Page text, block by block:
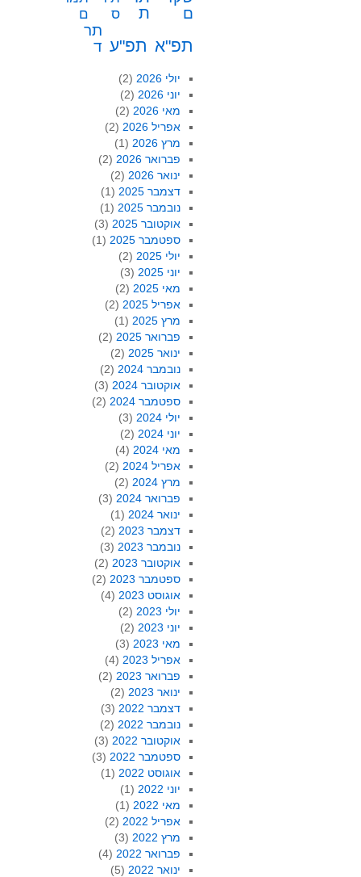
ם
ת
ס
ם
תפ"א תפ"ע
תר
ד
יולי 2026
(2)
יוני 2026
(2)
מאי 2026
(2)
אפריל 2026
(2)
מרץ 2026
(1)
פברואר 2026
(2)
ינואר 2026
(2)
דצמבר 2025
(1)
נובמבר 2025
(1)
אוקטובר 2025
(3)
ספטמבר 2025
(1)
יולי 2025
(2)
יוני 2025
(3)
מאי 2025
(2)
אפריל 2025
(2)
מרץ 2025
(1)
פברואר 2025
(2)
ינואר 2025
(2)
נובמבר 2024
(2)
אוקטובר 2024
(3)
ספטמבר 2024
(2)
יולי 2024
(3)
יוני 2024
(2)
מאי 2024
(4)
אפריל 2024
(2)
מרץ 2024
(2)
פברואר 2024
(3)
ינואר 2024
(1)
דצמבר 2023
(2)
נובמבר 2023
(3)
אוקטובר 2023
(2)
ספטמבר 2023
(2)
אוגוסט 2023
(4)
יולי 2023
(2)
יוני 2023
(2)
מאי 2023
(3)
אפריל 2023
(4)
פברואר 2023
(2)
ינואר 2023
(2)
דצמבר 2022
(3)
נובמבר 2022
(2)
אוקטובר 2022
(3)
ספטמבר 2022
(3)
אוגוסט 2022
(1)
יוני 2022
(1)
מאי 2022
(1)
אפריל 2022
(2)
מרץ 2022
(3)
פברואר 2022
(4)
ינואר 2022
(5)